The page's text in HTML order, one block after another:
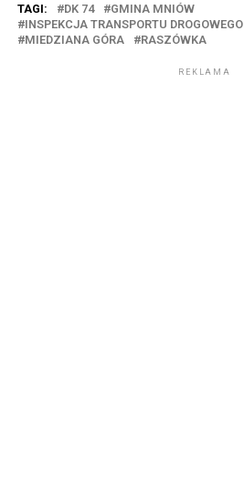
TAGI: DK 74
GMINA MNIÓW
INSPEKCJA TRANSPORTU DROGOWEGO
MIEDZIANA GÓRA
RASZÓWKA
REKLAMA